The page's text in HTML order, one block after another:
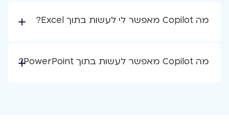
מה Copilot מאפשר לי לעשות בתוך Excel?
מה Copilot מאפשר לעשות בתוך PowerPoint?